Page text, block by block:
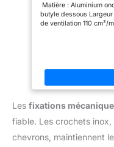
une bonne absorption de
l'humidité. Pose facile :
l'utilisation de deux bandes
faîtage Parotec Aluminium
non-tissé est simple et
excellente adhérence sur
différentes surfaces de toit,
sorte que le rouleau peut
sécurité. Le produit est
également livré avec un
de faîtage qui permet un
montage et une
Matière : Aluminium
butyle dessous
de ventilation 110 cm²/
Couleurs : rouge
Les fixations
fiable. Les crochets
chevrons, maintiennent